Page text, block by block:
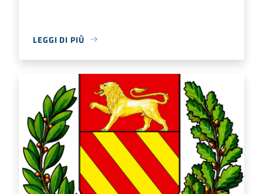
LEGGI DI PIÙ